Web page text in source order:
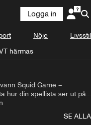
en hemlig agenda
i Dubai.
Logga in
Nöje
Livsstil
härmas
Squid Game –
hur din spellista ser ut på
gästar veckans
SE ALLA